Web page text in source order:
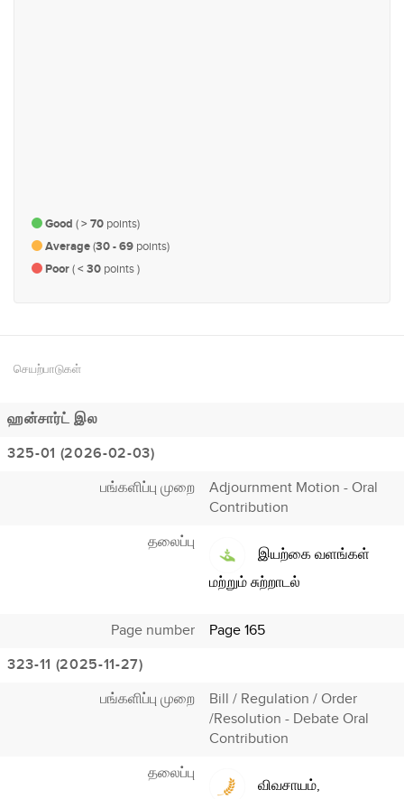
Good (> 70 points)
Average(30 - 69 points)
Poor(< 30 points )
செயற்பாடுகள்
ஹன்சார்ட் இல
325-01 (2026-02-03)
பங்களிப்பு முறை
Adjournment Motion - Oral
Contribution
தலைப்பு
இயற்கை வளங்கள்
மற்றும் சுற்றாடல்
Page number
Page 165
323-11 (2025-11-27)
பங்களிப்பு முறை
Bill / Regulation / Order
/Resolution - Debate Oral
Contribution
தலைப்பு
விவசாயம்,